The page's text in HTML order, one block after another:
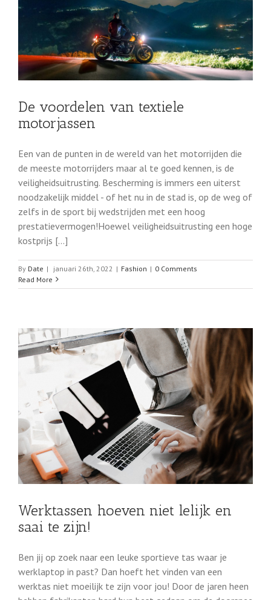
De voordelen van textiele
motorjassen
Een van de punten in de wereld van het motorrijden die
de meeste motorrijders maar al te goed kennen, is de
veiligheidsuitrusting. Bescherming is immers een uiterst
noodzakelijk middel - of het nu in de stad is, op de weg of
zelfs in de sport bij wedstrijden met een hoog
prestatievermogen!Hoewel veiligheidsuitrusting een hoge
kostprijs [...]
By Date | januari 26th, 2022 | Fashion | 0 Comments
Read More
Werktassen hoeven niet lelijk en
saai te zijn!
Ben jij op zoek naar een leuke sportieve tas waar je
werklaptop in past? Dan hoeft het vinden van een
werktas niet moeilijk te zijn voor jou! Door de jaren heen